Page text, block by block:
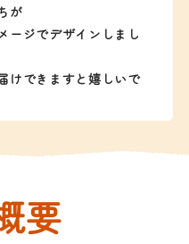
が
ージでデザインしまし
けできますと嬉しいで
要